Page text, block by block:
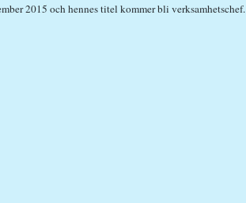
2015 och hennes titel kommer bli verksamhetschef.